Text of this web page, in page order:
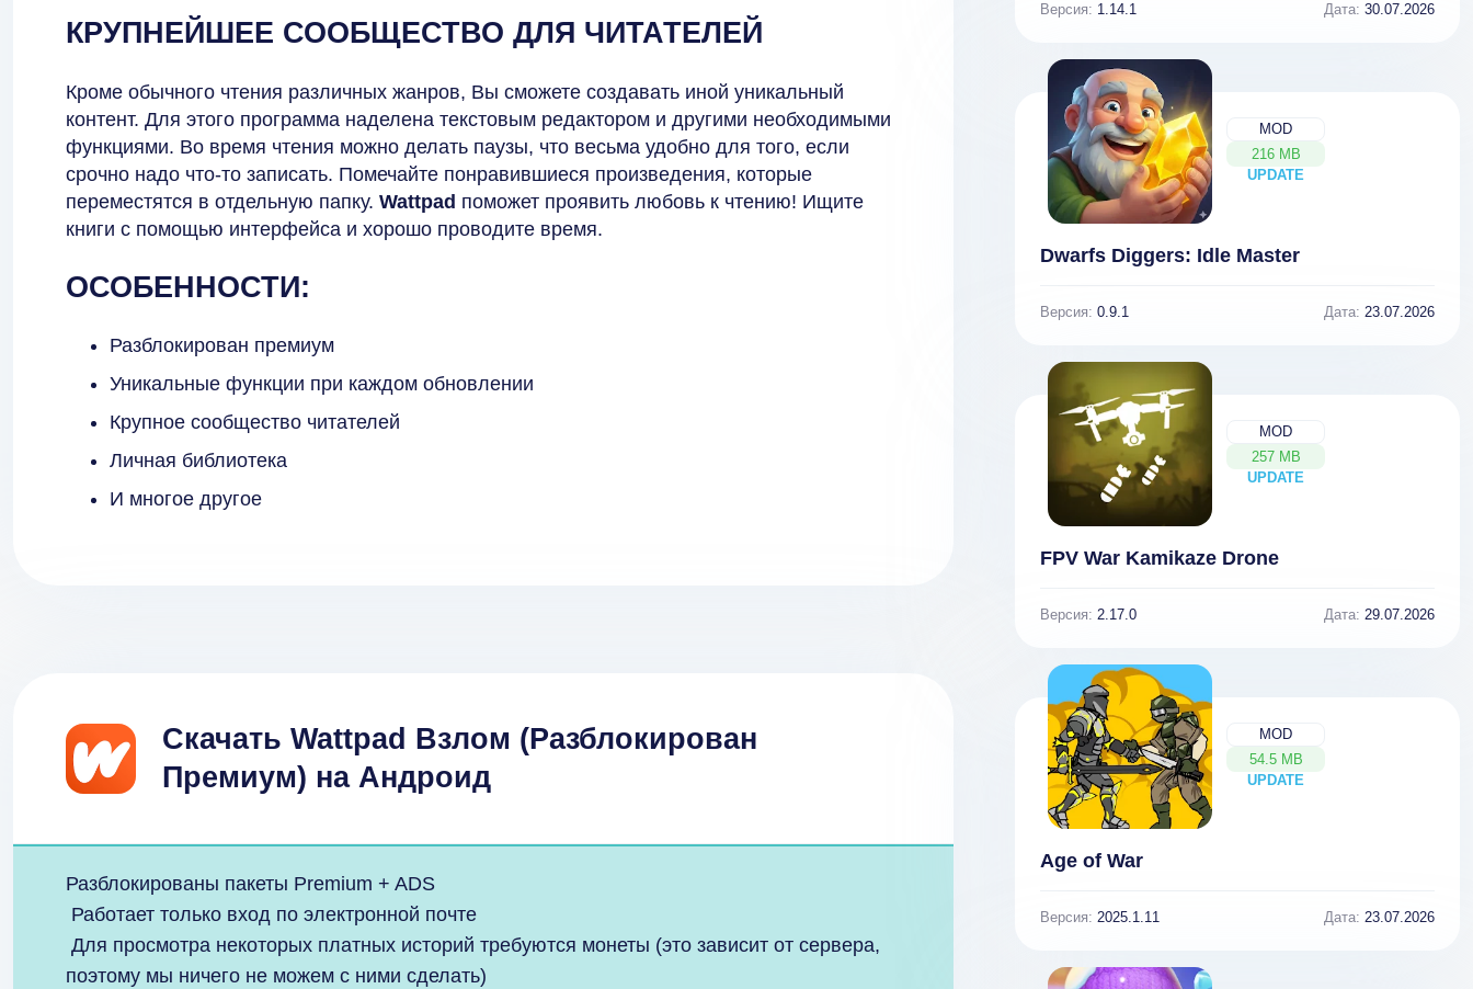
КРУПНЕЙШЕЕ СООБЩЕСТВО ДЛЯ ЧИТАТЕЛЕЙ
Кроме обычного чтения различных жанров, Вы сможете создавать иной уникальный
контент. Для этого программа наделена текстовым редактором и другими необходимыми
функциями. Во время чтения можно делать паузы, что весьма удобно для того, если
срочно надо что-то записать. Помечайте понравившиеся произведения, которые
переместятся в отдельную папку. Wattpad поможет проявить любовь к чтению! Ищите
книги с помощью интерфейса и хорошо проводите время.
ОСОБЕННОСТИ:
Разблокирован премиум
Уникальные функции при каждом обновлении
Крупное сообщество читателей
Личная библиотека
И многое другое
Скачать Wattpad Взлом (Разблокирован
Премиум) на Андроид
Разблокированы пакеты Premium + ADS
Работает только вход по электронной почте
Для просмотра некоторых платных историй требуются монеты (это зависит от сервера,
поэтому мы ничего не можем с ними сделать)
Версия: 1.14.1 Дата: 30.07.2026
MOD
216 MB
UPDATE
NEW
Dwarfs Diggers: Idle Master
Версия: 0.9.1 Дата: 23.07.2026
MOD
257 MB
UPDATE
NEW
FPV War Kamikaze Drone
Версия: 2.17.0 Дата: 29.07.2026
MOD
54.5 MB
UPDATE
NEW
Age of War
Версия: 2025.1.11 Дата: 23.07.2026